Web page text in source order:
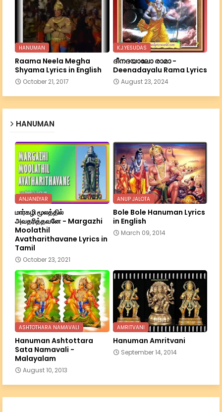
HANUMAN
Raama Neela Megha
Shyama Lyrics in English
October 21, 2017
K.J.YESUDAS
ദീനദയാലോ രാമാ -
Deenadayalu Rama Lyrics
August 23, 2024
HANUMAN
ANJANEYAR
மார்கழி மூலத்தில்
அவதரித்தவனே - Margazhi
Moolathil
Avatharithavane Lyrics in
Tamil
October 23, 2021
ANUP JALOTA
Bole Bole Hanuman Lyrics
in English
March 09, 2014
ASHTOTHARA NAMAVALI
Hanuman Ashtottara
Sata Namavali -
Malayalam
August 10, 2013
AMRITVANI
Hanuman Amritvani
September 14, 2014